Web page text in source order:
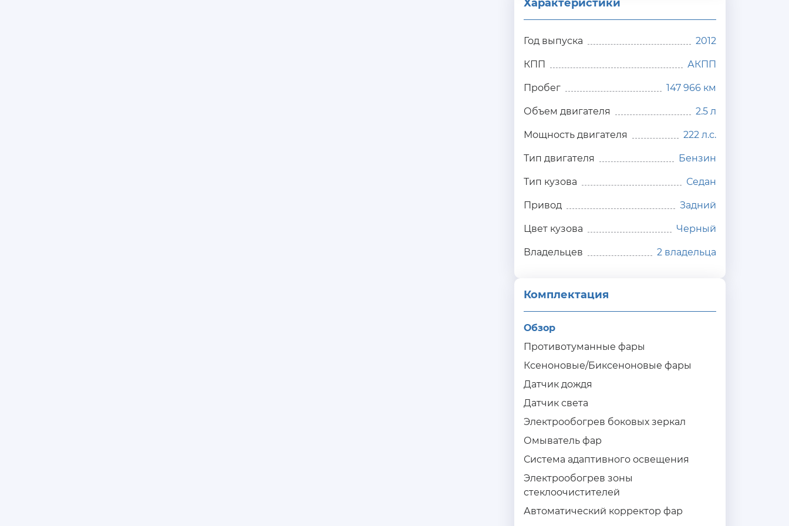
Характеристики
Год выпуска 2012
КПП АКПП
Пробег 147 966 км
Объем двигателя 2.5 л
Мощность двигателя 222 л.с.
Тип двигателя Бензин
Тип кузова Седан
Привод Задний
Цвет кузова Черный
Владельцев 2 владельца
Комплектация
Обзор
Противотуманные фары
Ксеноновые/Биксеноновые фары
Датчик дождя
Датчик света
Электрообогрев боковых зеркал
Омыватель фар
Система адаптивного освещения
Электрообогрев зоны
стеклоочистителей
Автоматический корректор фар